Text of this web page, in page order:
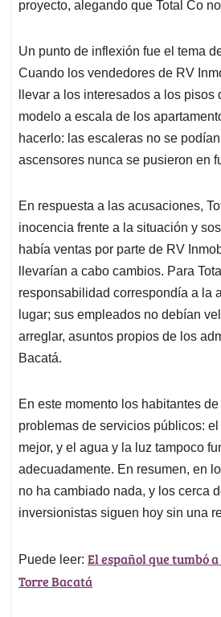
proyecto, alegando que Total Co
Un punto de inflexión fue el tema
Cuando los vendedores de RV
llevar a los interesados a los pisos
modelo a escala de los
hacerlo: las escaleras no se
ascensores nunca se pusieron en
En respuesta a las acusaciones,
inocencia frente a la situación y
había ventas por parte de RV
llevarían a cabo cambios. Para
responsabilidad correspondía a la
lugar; sus empleados no debían
arreglar, asuntos propios de los
Bacatá.
En este momento los habitantes
problemas de servicios públicos: el
mejor, y el agua y la luz tampoco
adecuadamente. En resumen, en
no ha cambiado nada, y los cerca
inversionistas siguen hoy sin una
Puede leer: El español que tumbó
Torre Bacatá